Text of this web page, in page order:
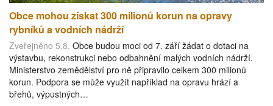
Obce mohou získat 300 milionů korun na opravy
rybníků a vodních nádrží
Zveřejněno 5.8. Obce budou moci od 7. září žádat o dotaci na
výstavbu, rekonstrukci nebo odbahnění malých vodních nádrží.
Ministerstvo zemědělství pro ně připravilo celkem 300 milionů
korun. Podpora se může využít například na opravu hrází a
břehů, výpustných…